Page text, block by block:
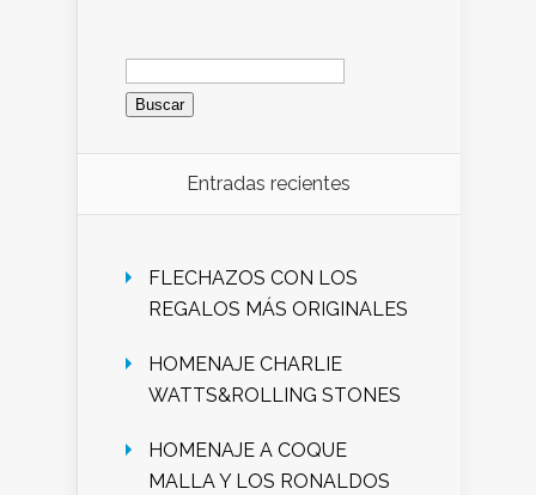
Buscar:
Entradas recientes
FLECHAZOS CON LOS
REGALOS MÁS ORIGINALES
HOMENAJE CHARLIE
WATTS&ROLLING STONES
HOMENAJE A COQUE
MALLA Y LOS RONALDOS